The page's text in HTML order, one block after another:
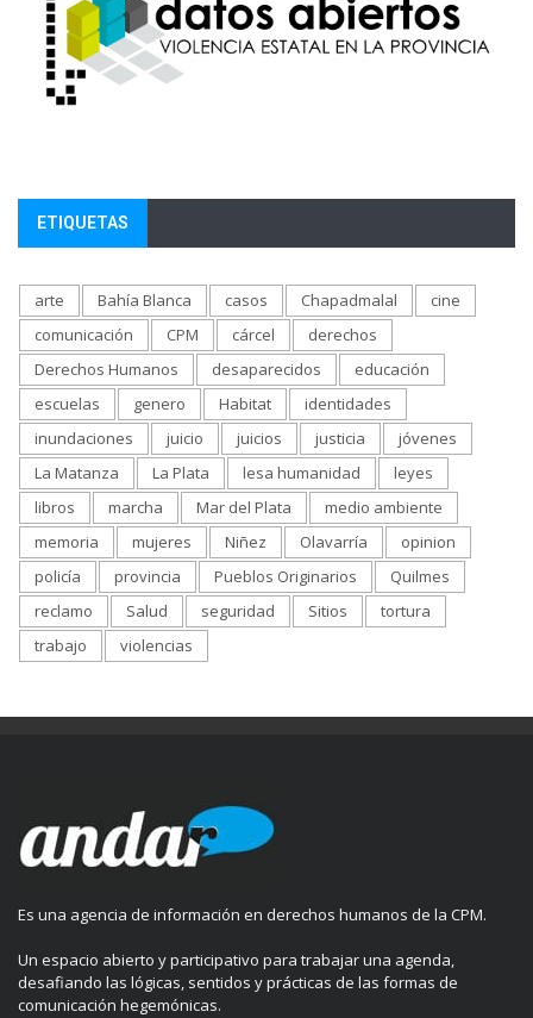
ETIQUETAS
arte Bahía Blanca casos Chapadmalal
cine
comunicación
CPM cárcel
derechos
Derechos Humanos
desaparecidos
educación
escuelas
genero Habitat
identidades
inundaciones
juicio juicios justicia
jóvenes
La Matanza
La Plata lesa humanidad
leyes
libros
marcha Mar del Plata
medio ambiente
memoria
mujeres Niñez Olavarría
opinion
policía
provincia Pueblos Originarios
Quilmes
reclamo
Salud seguridad Sitios
tortura
trabajo
violencias
Es una agencia de información en derechos humanos de la CPM.
Un espacio abierto y participativo para trabajar una agenda,
desafiando las lógicas, sentidos y prácticas de las formas de
comunicación hegemónicas.